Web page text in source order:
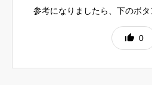
参考になりましたら、下のボタ
0